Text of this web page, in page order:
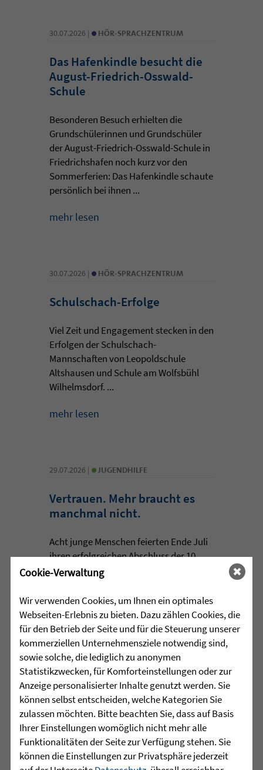
30.07.2026 | • HÖR-SPRACHZENTRUM
Das Hafenkindle besucht die
August-Friedrich-Osswald-
Schule
Besonderen Besuch erhielten die
Grundschülerinnen und Grundschüler
der August-Friedrich-Osswald-Schule in
Friedrichshafen noch kurz vor den
Sommerferien: Das Hafenkindle schaute
persönlich bei ihnen ...
mehr lesen
30.07.2026 | • HÖR-SPRACHZENTRUM
Schulschach-Erfolge
Viel Zeit und Engagement stecken in den
Erfolgen der Schulschach-
Mannschaften von Leopoldschule
Altshausen und Schule am Wolfsbühl
Wilhelmsdorf. ...
mehr lesen
29.07.2026 | • JUGENDHILFE
Vertrauen. Mehr braucht es
manchmal nicht.
Acht junge Menschen feierten Ende Juli
ihren erfolgreichen Abschluss der 10.
Klasse in der Jugendhilfeeinrichtung
mehr lesen
29.07.2026 | •HÖR-SPRACHZENTRUM
Projektwoche „Aus alt mach
neu“ und 25 Jahre
Sprachheilschule Biberach
Im Mai stand an der Sprachheilschule
Biberach alles im Zeichen des Umwelt-
Cookie-Verwaltung
Wir verwenden Cookies, um Ihnen ein optimales
Webseiten-Erlebnis zu bieten. Dazu zählen Cookies, die
für den Betrieb der Seite und für die Steuerung unserer
kommerziellen Unternehmensziele notwendig sind,
sowie solche, die lediglich zu anonymen
Statistikzwecken, für Komforteinstellungen oder zur
Anzeige personalisierter Inhalte genutzt werden. Sie
können selbst entscheiden, welche Kategorien Sie
zulassen möchten. Bitte beachten Sie, dass auf Basis
Ihrer Einstellungen womöglich nicht mehr alle
Funktionalitäten der Seite zur Verfügung stehen. Sie
können die Einstellungen zur Privatsphäre jederzeit